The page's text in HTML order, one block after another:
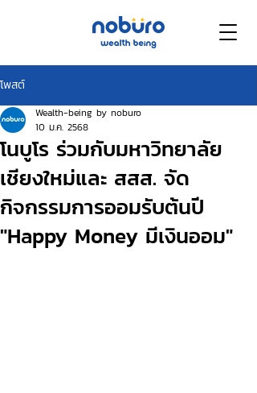
โพสต์
โนบูโร ร่วมกับมหาวิทยาลัย
เชียงใหม่และ สสส. จัด
กิจกรรมการออมรับต้นปี
"Happy Money มีเงินออม"
Wealth-being by noburo
10 ม.ค. 2568